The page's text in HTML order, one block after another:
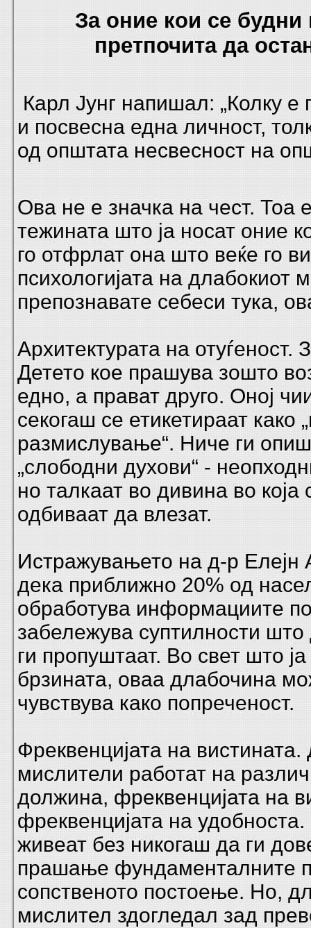
За оние кои се будни
претпочита да
Карл Јунг напишал: „Колку е
и посвесна една личност,
од општата несвесност на
Ова не е значка на чест. Тоа
тежината што ја носат оние
го отфрлат она што веќе го
психологијата на длабокиот
препознавате себеси тука,
Архитектурата на отуѓеност.
Детето кое прашува зошто
едно, а прават друго. Оној
секогаш се етикетираат како
размислување“. Ниче ги
„слободни духови“ -
но талкаат во дивина во која
одбиваат да влезат.
Истражувањето на д-р Елејн
дека приближно 20% од
обработува информациите
забележува суптилности што
ги пропуштаат. Во свет што
брзината, оваа длабочина
чувствува како попреченост.
Фреквенцијата на вистината.
мислители работат на
должина, фреквенцијата на
фреквенцијата на
живеат без никогаш да ги
прашање фундаменталните
сопственото постоење. Но,
мислител здогледал зад